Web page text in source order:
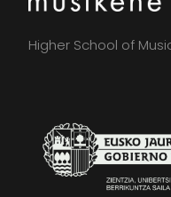
Higher School of